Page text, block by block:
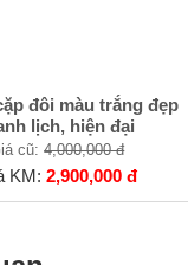
đôi màu trắng đẹp
lịch, hiện đại
cũ:4,000,000 đ
KM: 2,900,000 đ